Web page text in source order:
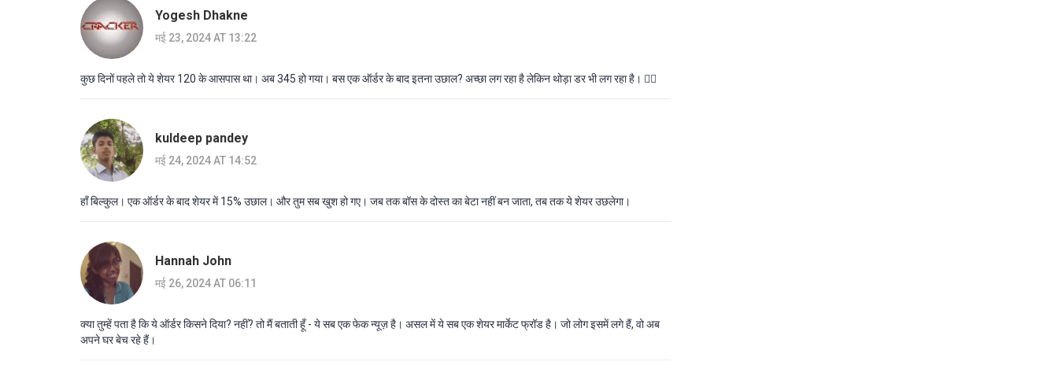
Yogesh Dhakne
मई 23, 2024 AT 13:22
कुछ दिनों पहले तो ये शेयर 120 के आसपास था। अब 345 हो गया। बस एक ऑर्डर के बाद इतना उछाल? अच्छा लग रहा है लेकिन थोड़ा डर भी लग रहा है। 🤷‍♂️
kuldeep pandey
मई 24, 2024 AT 14:52
हाँ बिल्कुल। एक ऑर्डर के बाद शेयर में 15% उछाल। और तुम सब खुश हो गए। जब तक बॉस के दोस्त का बेटा नहीं बन जाता, तब तक ये शेयर उछलेगा।
Hannah John
मई 26, 2024 AT 06:11
क्या तुम्हें पता है कि ये ऑर्डर किसने दिया? नहीं? तो मैं बताती हूँ - ये सब एक फेक न्यूज़ है। असल में ये सब एक शेयर मार्केट फ्रॉड है। जो लोग इसमें लगे हैं, वो अब
अपने घर बेच रहे हैं।